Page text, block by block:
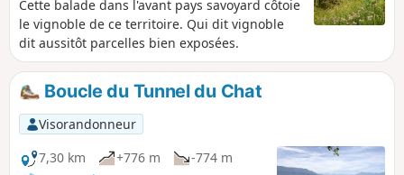
Cette balade dans l'avant pays savoyard côtoie
le vignoble de ce territoire. Qui dit vignoble
dit aussitôt parcelles bien exposées.
Boucle du Tunnel du Chat
Visorandonneur
7,30 km
+776 m
-774 m